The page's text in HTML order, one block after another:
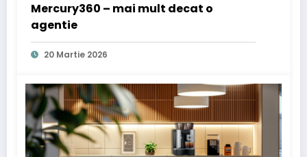
Mercury360 – mai mult decat o
agentie
20 Martie 2026